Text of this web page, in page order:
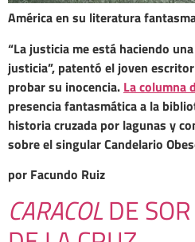
América en su literatura
“La justicia me está haciendo
justicia”, patentó el joven
probar su inocencia. La columna
presencia fantasmática a la
historia cruzada por lagunas y
sobre el singular Candelario
por Facundo Ruiz
CARACOLDE